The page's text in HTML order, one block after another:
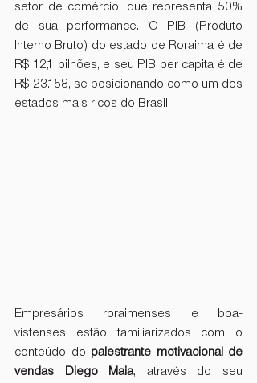
setor de comércio, que representa 50%
de sua performance. O PIB (Produto
Interno Bruto) do estado de Roraima é de
R$ 12,1 bilhões, e seu PIB per capita é de
R$ 23.158, se posicionando como um dos
estados mais ricos do Brasil.
Empresários roraimenses e boa-
vistenses estão familiarizados com o
conteúdo do palestrante motivacional de
vendas Diego Maia, através do seu